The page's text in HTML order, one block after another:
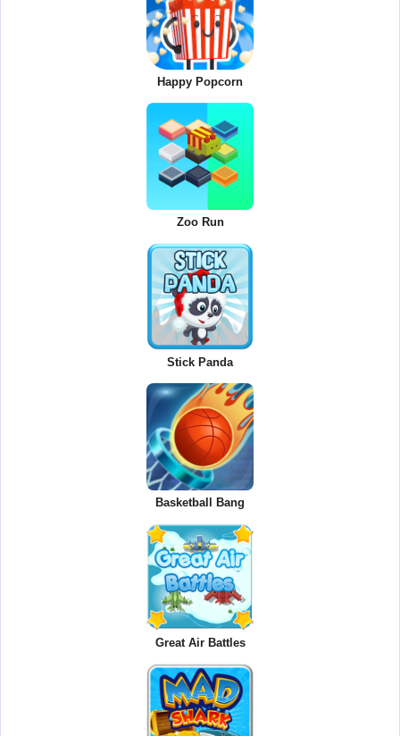
Happy Popcorn
Zoo Run
Stick Panda
Basketball Bang
Great Air Battles